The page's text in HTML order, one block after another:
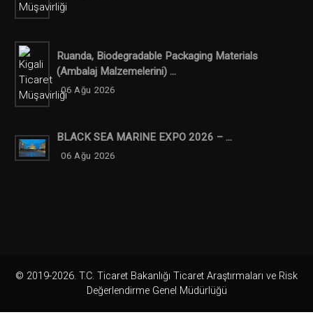
Ruanda, Biodegradable Packaging Materials
(ambalaj Malzemelerini) ...
06 Ağu 2026
BLACK SEA MARINE EXPO 2026 – ...
06 Ağu 2026
© 2019-2026. T.C. Ticaret Bakanlığı Ticaret Araştırmaları ve Risk
Değerlendirme Genel Müdürlüğü